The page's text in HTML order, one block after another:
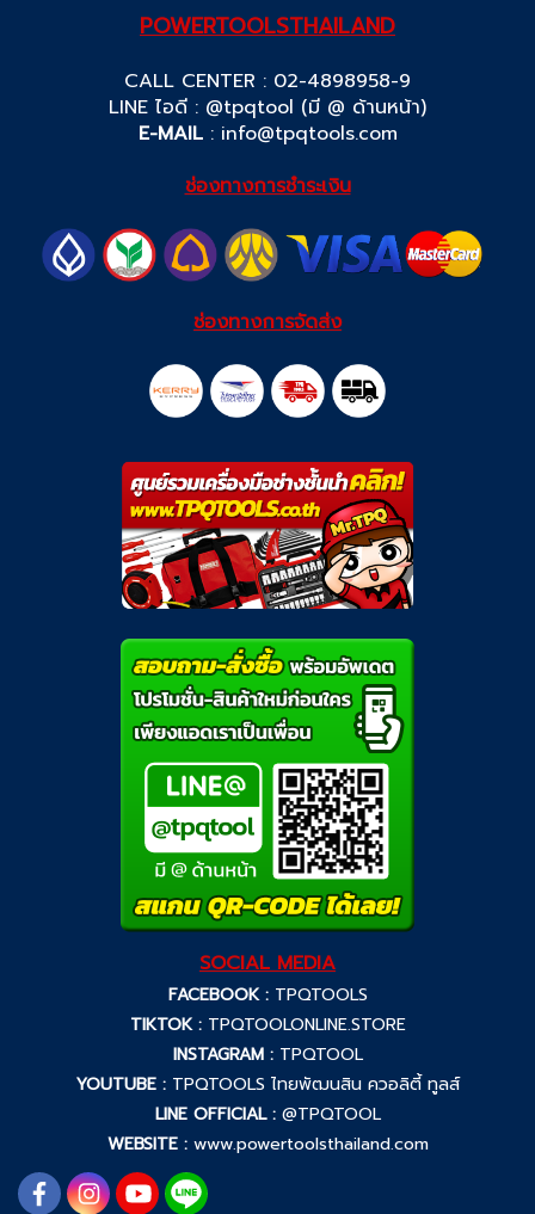
POWERTOOLSTHAILAND
CALL CENTER : 02-4898958-9
LINE ไอดี : @tpqtool (มี @ ด้านหน้า)
E-MAIL: info@tpqtools.com
ช่องทางการชำระเงิน
ช่องทางการจัดส่ง
SOCIAL MEDIA
FACEBOOK : TPQTOOLS
TIKTOK : TPQTOOLONLINE.STORE
INSTAGRAM : TPQTOOL
YOUTUBE : TPQTOOLS ไทยพัฒนสิน ควอลิตี้ ทูลส์
LINE OFFICIAL : @TPQTOOL
WEBSITE : www.powertoolsthailand.com